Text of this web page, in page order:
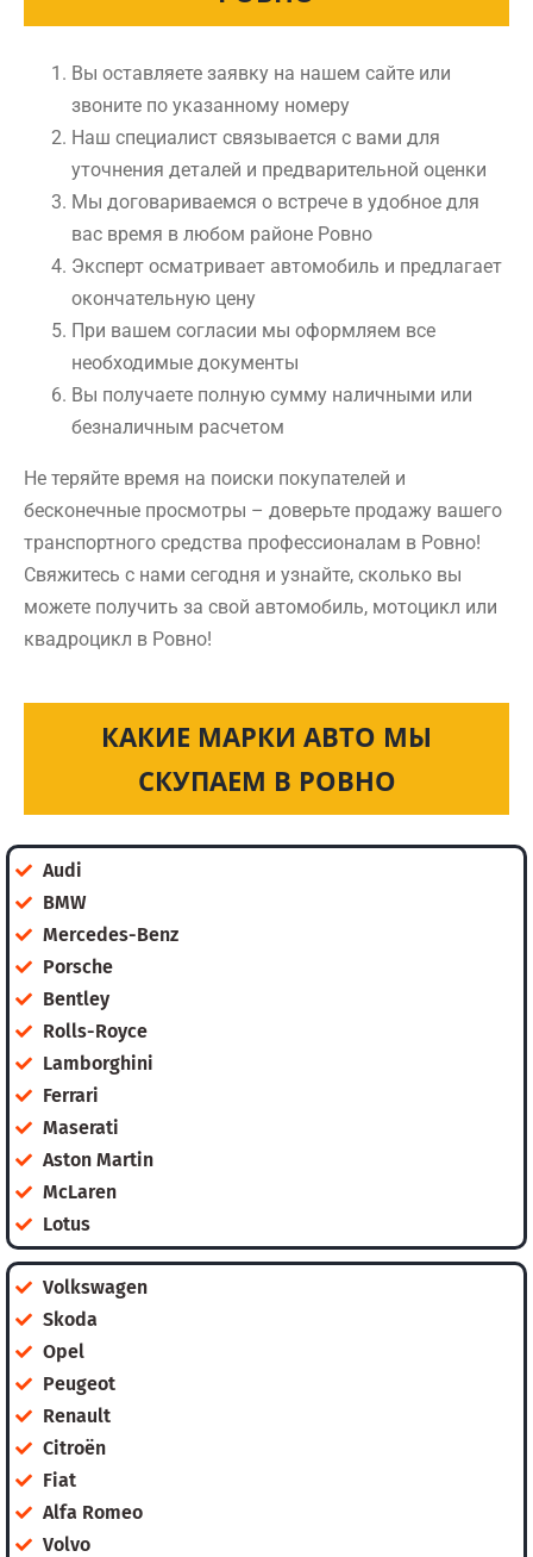
Вы оставляете заявку на нашем сайте или
звоните по указанному номеру
Наш специалист связывается с вами для
уточнения деталей и предварительной оценки
Мы договариваемся о встрече в удобное для
вас время в любом районе Ровно
Эксперт осматривает автомобиль и предлагает
окончательную цену
При вашем согласии мы оформляем все
необходимые документы
Вы получаете полную сумму наличными или
безналичным расчетом
Не теряйте время на поиски покупателей и
бесконечные просмотры – доверьте продажу вашего
транспортного средства профессионалам в Ровно!
Свяжитесь с нами сегодня и узнайте, сколько вы
можете получить за свой автомобиль, мотоцикл или
квадроцикл в Ровно!
КАКИЕ МАРКИ АВТО МЫ
СКУПАЕМ В РОВНО
Audi
BMW
Mercedes-Benz
Porsche
Bentley
Rolls-Royce
Lamborghini
Ferrari
Maserati
Aston Martin
McLaren
Lotus
Volkswagen
Skoda
Opel
Peugeot
Renault
Citroën
Fiat
Alfa Romeo
Volvo